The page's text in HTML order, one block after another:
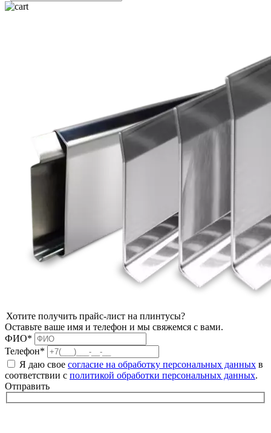
Хотите получить прайс-лист на плинтусы?
Оставьте ваше имя и телефон и мы свяжемся с вами.
ФИО*
Телефон*
Я даю свое согласие на обработку персональных данных в
соответствии с политикой обработки персональных данных.
Отправить